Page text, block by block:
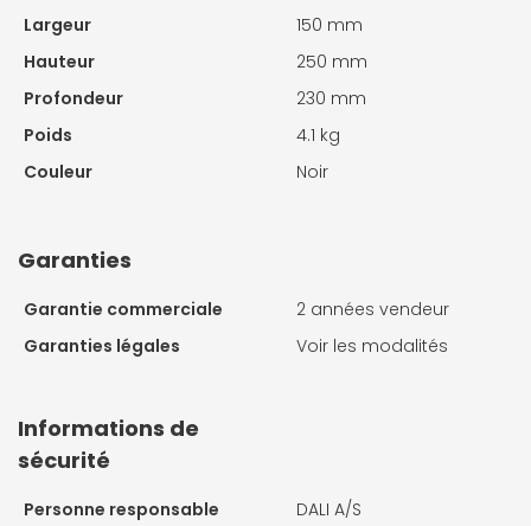
Largeur
150 mm
Hauteur
250 mm
Profondeur
230 mm
Poids
4.1 kg
Couleur
Noir
Garanties
Garantie commerciale
2 années vendeur
Garanties légales
Voir les modalités
Informations de
sécurité
Personne responsable
DALI A/S